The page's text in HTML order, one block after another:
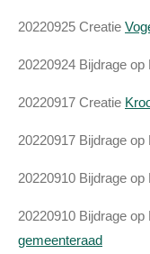
20220925 Creatie
20220924 Bijdrage op
20220917 Creatie
20220917 Bijdrage op
20220910 Bijdrage op
20220910 Bijdrage op
gemeenteraad